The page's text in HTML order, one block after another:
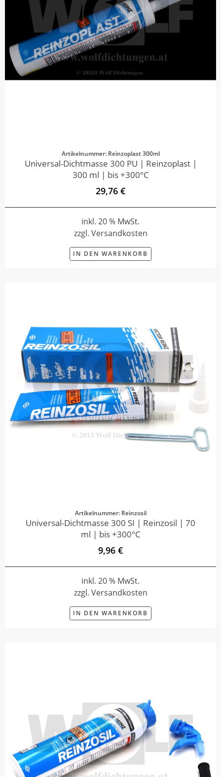
Artikelnummer: Reinzoplast 300ml
Universal-Dichtmasse 300 PU | Reinzoplast |
300 ml | bis +300°C
29,76 €
inkl. 20 % MwSt.
zzgl. Versandkosten
IN DEN WARENKORB
Artikelnummer: Reinzosil
Universal-Dichtmasse 300 SI | Reinzosil | 70
ml | bis +300°C
9,96 €
inkl. 20 % MwSt.
zzgl. Versandkosten
IN DEN WARENKORB